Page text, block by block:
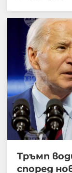
Тръмп
според